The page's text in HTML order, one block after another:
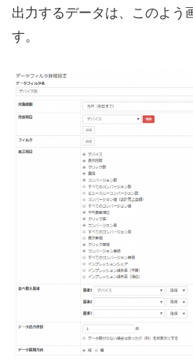
出力するデータは、このよう
す。